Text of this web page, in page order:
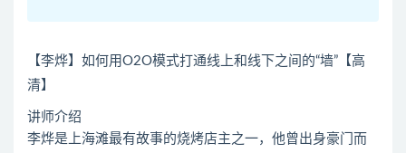
【李烨】如何用O2O模式打通线上和线下之间的“墙”【高
清】
讲师介绍
李烨是上海滩最有故事的烧烤店主之一，他曾出身豪门而